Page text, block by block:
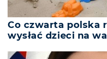
Co czwarta polska
wysłać dzieci na